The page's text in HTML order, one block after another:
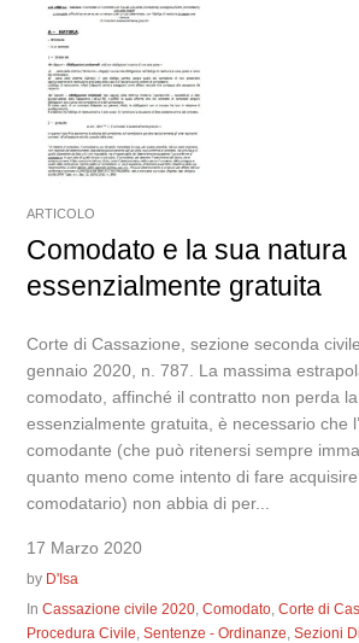
ARTICOLO
Comodato e la sua natura
essenzialmente gratuita
Corte di Cassazione, sezione seconda
gennaio 2020, n. 787. La massima
comodato, affinché il contratto non perda
essenzialmente gratuita, è necessario che
comodante (che può ritenersi sempre
quanto meno come intento di fare acquisire
comodatario) non abbia di per...
17 Marzo 2020
by D'Isa
InCassazione civile 2020,Comodato,Corte di
Procedura Civile,Sentenze - Ordinanze,Sezioni